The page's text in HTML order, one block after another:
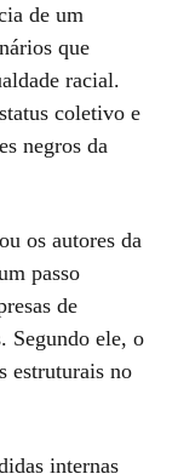
de um
que
racial.
coletivo e
negros da
os autores da
passo
de
Segundo ele, o
estruturais no
internas